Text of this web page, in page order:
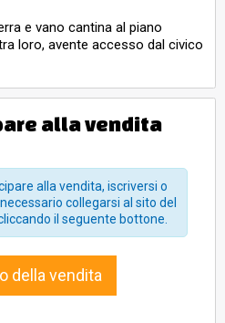
e vano cantina al piano
loro, avente accesso dal civico
catastale mq 47,
Comune di Manciano al
SUB 7, CAT. C/2, CLASSE 6 –
alla vendita
alla vendita, iscriversi o
collegarsi al sito del
il seguente bottone.
della vendita